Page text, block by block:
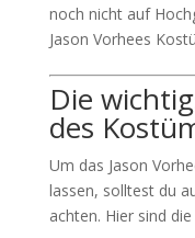
noch nicht auf
Jason Vorhees
Die
des
Um das Jason
lassen, solltest du
achten. Hier sind